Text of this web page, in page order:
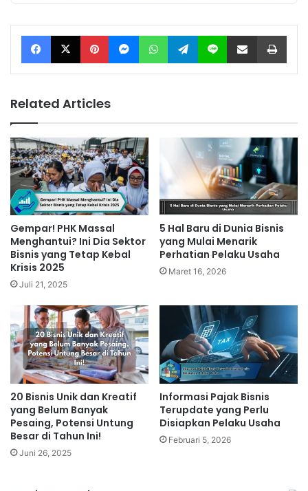
2025 didorong oleh beberapa faktor kunci.
Pertumbuhan ekonomi yang stabil, penetrasi
internet yang semakin luas, dan peningkatan
penggunaansmartphonemenciptakan lingkungan
ekosistemstartup
Indonesia di tahun 2025 meliputi:
Pertumbuhan Fintech yang Pesat
Sektorfintech(financial technology) di Indonesia
diprediksi akan terus mengalami pertumbuhan
eksponensial. Layanan pembayaran digital,
pinjaman online, dan
investasi online akan semakin
terintegrasi ke dalam kehidupan sehari-
hari.Startup fintech
memberikan solusi keuangan yang inklusif dan
terjangkau bagi masyarakat luas, terutama di
daerah-daerah yang belum terjangkau oleh
layanan perbankan tradisional. Perkembangan ini
akan didorong oleh meningkatnya literasi finansial
dan kepercayaan masyarakat terhadap teknologi
finansial.
Related Articles
Facebook X Pinterest Messenger WhatsApp Telegram Line Share via Email
Related Articles
Gempar! PHK Massal
Menghantui? Ini Dia Sektor
Bisnis yang Tetap Kebal
Krisis 2025
Juli 21, 2025
5 Hal Baru di Dunia Bisnis
yang Mulai Menarik
Perhatian Pelaku Usaha
Maret 16, 2026
20 Bisnis Unik dan Kreatif
yang Belum Banyak
Pesaing, Potensi Untung
Besar di Tahun Ini!
Juni 26, 2025
Informasi Pajak Bisnis
Terupdate yang Perlu
Disiapkan Pelaku Usaha
Februari 5, 2026